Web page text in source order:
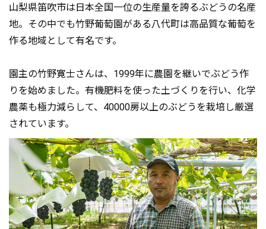
山梨県笛吹市は日本全国一位の生産量を誇るぶどうの名産
地。その中でも竹野葡萄園がある八代町は高品質な葡萄を
作る地域として有名です。
園主の竹野寛士さんは、1999年に農園を継いでぶどう作
りを始めました。有機肥料を使った土づくりを行い、化学
農薬も極力減らして、40000房以上のぶどうを栽培し厳選
されています。